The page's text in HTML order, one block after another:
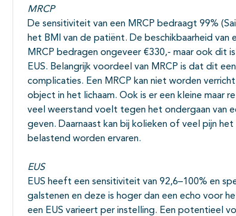
MRCP
De sensitiviteit van een MRCP bedraagt 99%
het BMI van de patiënt. De beschikbaarheid van
MRCP bedragen ongeveer €330,- maar ook dit
EUS. Belangrijk voordeel van MRCP is dat dit
complicaties. Een MRCP kan niet worden
object in het lichaam. Ook is er een kleine maar
veel weerstand voelt tegen het ondergaan van
geven. Daarnaast kan bij kolieken of veel pijn
belastend worden ervaren.
EUS
EUS heeft een sensitiviteit van 92,6–100% en
galstenen en deze is hoger dan een echo voor
een EUS varieert per instelling. Een potentieel